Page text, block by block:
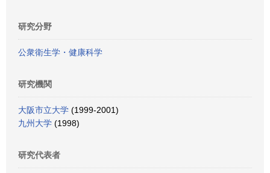
研究分野
公衆衛生学・健康科学
研究機関
大阪市立大学 (1999-2001)
九州大学 (1998)
研究代表者